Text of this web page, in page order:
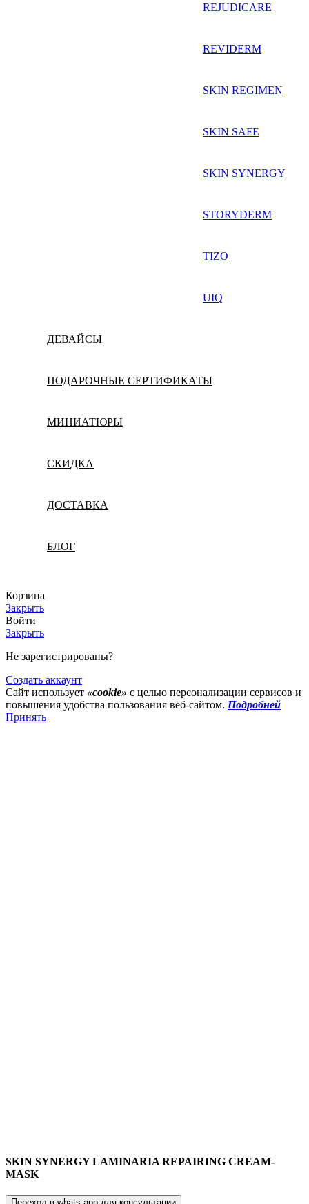
REJUDICARE
REVIDERM
SKIN REGIMEN
SKIN SAFE
SKIN SYNERGY
STORYDERM
TIZO
UIQ
ДЕВАЙСЫ
ПОДАРОЧНЫЕ СЕРТИФИКАТЫ
МИНИАТЮРЫ
СКИДКА
ДОСТАВКА
БЛОГ
Корзина
Закрыть
Войти
Закрыть
Не зарегистрированы?
Создать аккаунт
Сайт использует «cookie» с целью персонализации сервисов и
повышения удобства пользования веб-сайтом. Подробней
Принять
SKIN SYNERGY LAMINARIA REPAIRING CREAM-
MASK